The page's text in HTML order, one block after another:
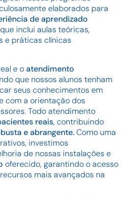
elaborados para
de aprendizado
inclui aulas teóricas,
e práticas clínicas
e oatendimento
que nossos alunos tenham
seus conhecimentos em
com a orientação dos
Todo atendimento
reais, contribuindo
e abrangente.Como uma
investimos
de nossas instalações e
oferecido, garantindo o acesso
mais avançados na